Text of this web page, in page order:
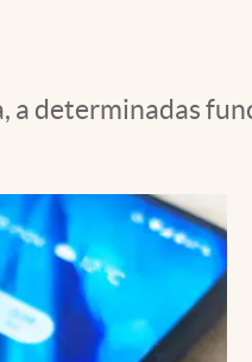
a determinadas